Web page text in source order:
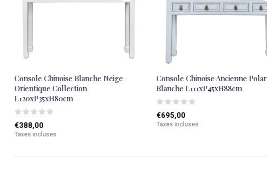
Console Chinoise Blanche Neige -
Orientique Collection
L120xP35xH80cm
€388,00
Taxes incluses
Console Chinoise Ancienne Polar
Blanche L111xP45xH88cm
€695,00
Taxes incluses